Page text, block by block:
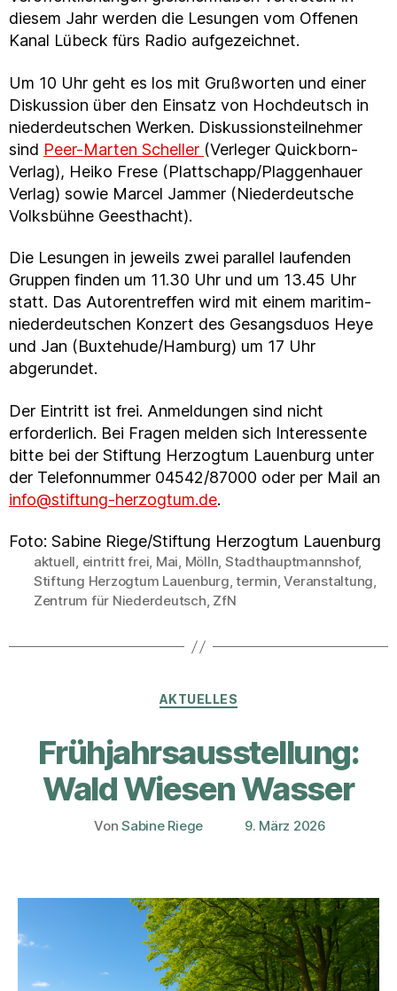
diesem Jahr werden die Lesungen vom Offenen
Kanal Lübeck fürs Radio aufgezeichnet.
Um 10 Uhr geht es los mit Grußworten und einer
Diskussion über den Einsatz von Hochdeutsch in
niederdeutschen Werken. Diskussionsteilnehmer
sind Peer-Marten Scheller (Verleger Quickborn-
Verlag), Heiko Frese (Plattschapp/Plaggenhauer
Verlag) sowie Marcel Jammer (Niederdeutsche
Volksbühne Geesthacht).
Die Lesungen in jeweils zwei parallel laufenden
Gruppen finden um 11.30 Uhr und um 13.45 Uhr
statt. Das Autorentreffen wird mit einem maritim-
niederdeutschen Konzert des Gesangsduos Heye
und Jan (Buxtehude/Hamburg) um 17 Uhr
abgerundet.
Der Eintritt ist frei. Anmeldungen sind nicht
erforderlich. Bei Fragen melden sich Interessente
bitte bei der Stiftung Herzogtum Lauenburg unter
der Telefonnummer 04542/87000 oder per Mail an
info@stiftung-herzogtum.de.
Foto: Sabine Riege/Stiftung Herzogtum Lauenburg
Schlagwörter
aktuell, eintritt frei, Mai, Mölln, Stadthauptmannshof,
Stiftung Herzogtum Lauenburg,termin,Veranstaltung,
Zentrum für Niederdeutsch, ZfN
Kategorien
AKTUELLES
Frühjahrsausstellung:
Wald Wiesen Wasser
Beitragsautor
VonSabine Riege Veröffentlichungsdatum
9. März 2026